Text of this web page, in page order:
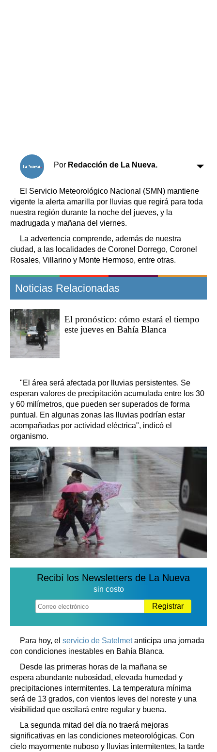
Por Redacción de La Nueva.
El Servicio Meteorológico Nacional (SMN) mantiene
vigente la alerta amarilla por lluvias que regirá para toda
nuestra región durante la noche del jueves, y la
madrugada y mañana del viernes.
La advertencia comprende, además de nuestra
ciudad, a las localidades de Coronel Dorrego, Coronel
Rosales, Villarino y Monte Hermoso, entre otras.
Noticias Relacionadas
El pronóstico: cómo estará el tiempo
este jueves en Bahía Blanca
"El área será afectada por lluvias persistentes. Se
esperan valores de precipitación acumulada entre los 30
y 60 milímetros, que pueden ser superados de forma
puntual. En algunas zonas las lluvias podrían estar
acompañadas por actividad eléctrica", indicó el
organismo.
Recibí los Newsletters de La Nueva
sin costo
Registrar
Para hoy, el servicio de Satelmetanticipa una jornada
con condiciones inestables en Bahía Blanca.
Desde las primeras horas de la mañana se
espera abundante nubosidad, elevada humedad y
precipitaciones intermitentes. La temperatura mínima
será de 13 grados, con vientos leves del noreste y una
visibilidad que oscilará entre regular y buena.
La segunda mitad del día no traerá mejoras
significativas en las condiciones meteorológicas. Con
cielo mayormente nuboso y lluvias intermitentes, la tarde